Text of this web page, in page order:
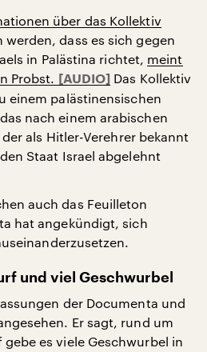
über das Kollektiv
dass es sich gegen
in Palästina richtet, meint
Probst.
Das Kollektiv
einem palästinensischen
nach einem arabischen
als Hitler-Verehrer bekannt
Staat Israel abgelehnt
auch das Feuilleton
hat angekündigt, sich
und viel Geschwurbel
der Documenta und
Er sagt, rund um
es viele Geschwurbel in